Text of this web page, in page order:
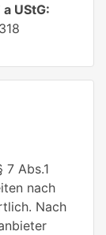
UStG:
Abs.1
nach
Nach